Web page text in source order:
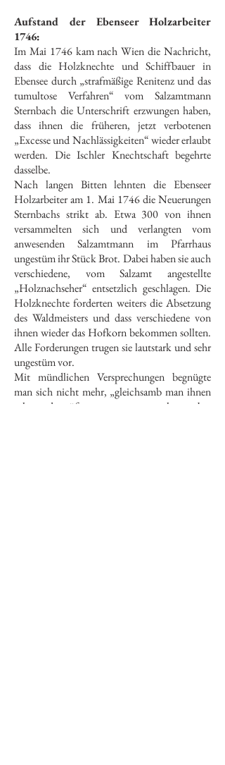
Aufstand der Ebenseer Holzarbeiter
1746:
Im Mai 1746 kam nach Wien die Nachricht,
dass die Holzknechte und Schiffbauer in
Ebensee durch „strafmäßige Renitenz und das
tumultose Verfahren“ vom Salzamtmann
Sternbach die Unterschrift erzwungen haben,
dass ihnen die früheren, jetzt verbotenen
„Excesse und Nachlässigkeiten“ wieder erlaubt
werden. Die Ischler Knechtschaft begehrte
dasselbe.
Nach langen Bitten lehnten die Ebenseer
Holzarbeiter am 1. Mai 1746 die Neuerungen
Sternbachs strikt ab. Etwa 300 von ihnen
versammelten sich und verlangten vom
anwesenden Salzamtmann im Pfarrhaus
ungestüm ihr Stück Brot. Dabei haben sie auch
verschiedene, vom Salzamt angestellte
„Holznachseher“ entsetzlich geschlagen. Die
Holzknechte forderten weiters die Absetzung
des Waldmeisters und dass verschiedene von
ihnen wieder das Hofkorn bekommen sollten.
Alle Forderungen trugen sie lautstark und sehr
ungestüm vor.
Mit mündlichen Versprechungen begnügte
man sich nicht mehr, „gleichsamb man ihnen
schon des öfteren was versprochen, aber